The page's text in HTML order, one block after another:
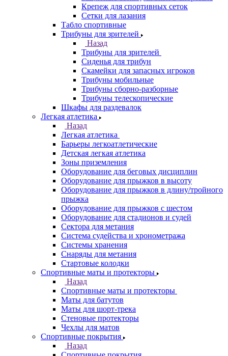
Крепеж для спортивных сеток
Сетки для лазания
Табло спортивные
Трибуны для зрителей
Назад
Трибуны для зрителей
Сиденья для трибун
Скамейки для запасных игроков
Трибуны мобильные
Трибуны сборно-разборные
Трибуны телескопические
Шкафы для раздевалок
Легкая атлетика
Назад
Легкая атлетика
Барьеры легкоатлетические
Детская легкая атлетика
Зоны приземления
Оборудование для беговых дисциплин
Оборудование для прыжков в высоту
Оборудование для прыжков в длину/тройного
прыжка
Оборудование для прыжков с шестом
Оборудование для стадионов и судей
Сектора для метания
Система судейства и хронометража
Системы хранения
Снаряды для метания
Стартовые колодки
Спортивные маты и протекторы
Назад
Спортивные маты и протекторы
Маты для батутов
Маты для шорт-трека
Стеновые протекторы
Чехлы для матов
Спортивные покрытия
Назад